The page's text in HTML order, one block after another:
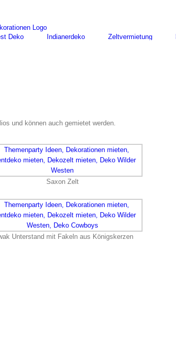
Deko Indianerdeko Zeltvermietung
und können auch gemietet werden.
Saxon Zelt
Unterstand mit Fakeln aus Königskerzen